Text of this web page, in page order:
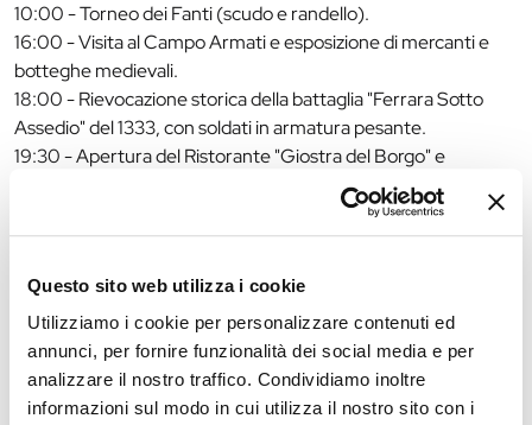
Questo sito web utilizza i cookie
Utilizziamo i cookie per personalizzare contenuti ed
annunci, per fornire funzionalità dei social media e per
analizzare il nostro traffico. Condividiamo inoltre
informazioni sul modo in cui utilizza il nostro sito con i
10:00 - Torneo dei Fanti (scudo e randello).
16:00 - Visita al Campo Armati e esposizione di mercanti e
botteghe medievali.
18:00 - Rievocazione storica della battaglia "Ferrara Sotto
Assedio" del 1333, con soldati in armatura pesante.
19:30 - Apertura del Ristorante "Giostra del Borgo" e
20:30 - Animazione giullaresca con gag, sketch e
coinvolgimento del pubblico a cura di "Flammae et Circenses
Lunedì 16 giugno - Venerdì 20 giugno
19:30 - Apertura del Ristorante "Giostra del Borgo" e
dell'Hostaria.